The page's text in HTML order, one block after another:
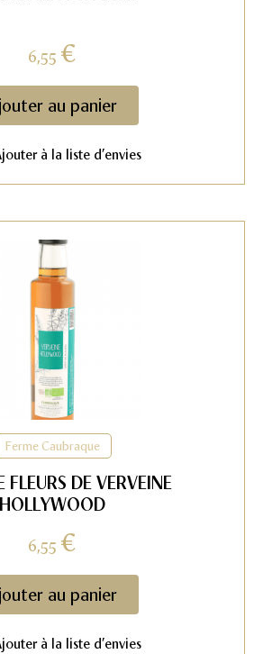
6,55 €
au panier
à la liste d’envies
Ferme Caubraque
FLEURS DE VERVEINE
HOLLYWOOD
6,55 €
au panier
à la liste d’envies